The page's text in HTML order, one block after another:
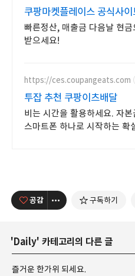
쿠팡마켓플레이스 공식사
공식 입점사이트
빠른정산, 매출금 다음날 현금
받으세요!
https://ces.coupangeats.com
투잡 추천 쿠팡이츠배달
비는 시간을 활용하세요. 자본
스마트폰 하나로 시작하는 확
공감 구독하기
' Daily' 카테고리의 다른 글
즐거운 한가위 되세요.